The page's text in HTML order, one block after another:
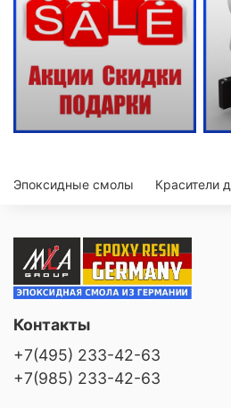
Эпоксидные смолы Красители
Контакты
+7(495) 233-42-63
+7(985) 233-42-63